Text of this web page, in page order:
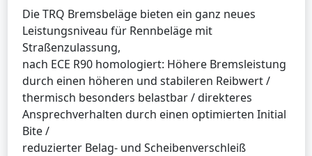
Die TRQ Bremsbeläge bieten ein ganz neues
Leistungsniveau für Rennbeläge mit
Straßenzulassung,
nach ECE R90 homologiert: Höhere Bremsleistung
durch einen höheren und stabileren Reibwert /
thermisch besonders belastbar / direkteres
Ansprechverhalten durch einen optimierten Initial
Bite /
reduzierter Belag- und Scheibenverschleiß